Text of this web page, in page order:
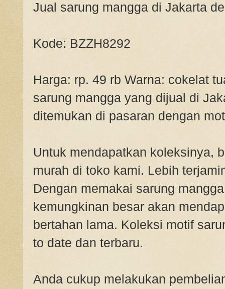
Jual sarung mangga di Jakarta
Kode: BZZH8292
Harga: rp. 49 rb Warna: cokelat
sarung mangga yang dijual di
ditemukan di pasaran dengan
Untuk mendapatkan koleksinya,
murah di toko kami. Lebih
Dengan memakai sarung
kemungkinan besar akan
bertahan lama. Koleksi motif
to date dan terbaru.
Anda cukup melakukan